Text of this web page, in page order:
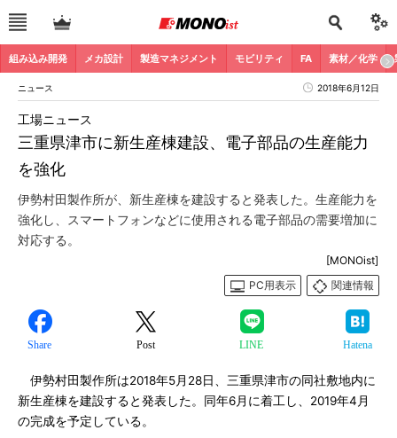
組み込み開発 メカ設計 製造マネジメント モビリティ FA 素材／化学
ニュース 2018年6月12日
三重県津市に新生産棟建設、電子部品の生産能力
を強化
工場ニュース
伊勢村田製作所が、新生産棟を建設すると発表した。生産能力を
強化し、スマートフォンなどに使用される電子部品の需要増加に
対応する。
[MONOist]
PC用表示
関連情報
Share Post LINE Hatena
伊勢村田製作所は2018年5月28日、三重県津市の同社敷地内に
新生産棟を建設すると発表した。同年6月に着工し、2019年4月
の完成を予定している。